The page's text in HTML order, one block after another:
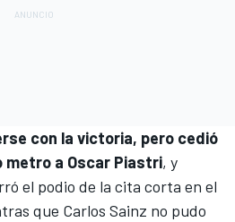
con la victoria, pero cedió
a Oscar Piastri, y
el podio de la cita corta en el
que Carlos Sainz no pudo